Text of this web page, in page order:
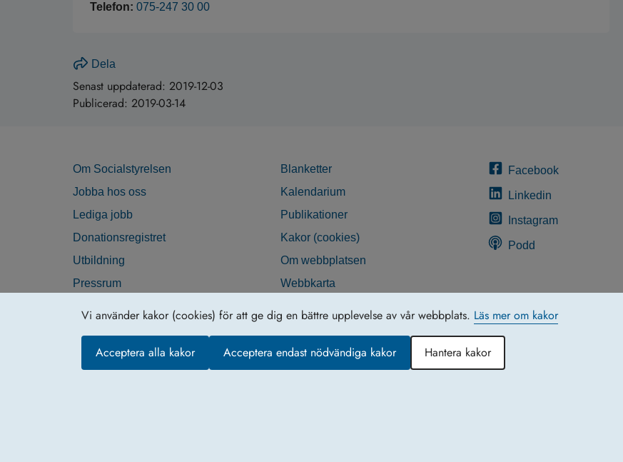
Vi använder kakor (cookies) för att ge dig en bättre upplevelse av vår webbplats. Läs mer om kakor
Acceptera alla kakor Acceptera endast nödvändiga kakor Hantera kakor
Telefon: 075-247 30 00
Dela
Senast uppdaterad: 2019-12-03
Publicerad: 2019-03-14
Om Socialstyrelsen
Jobba hos oss
Lediga jobb
Donationsregistret
Utbildning
Pressrum
Blanketter
Kalendarium
Publikationer
Kakor (cookies)
Om webbplatsen
Webbkarta
Facebook
Linkedin
Instagram
Podd